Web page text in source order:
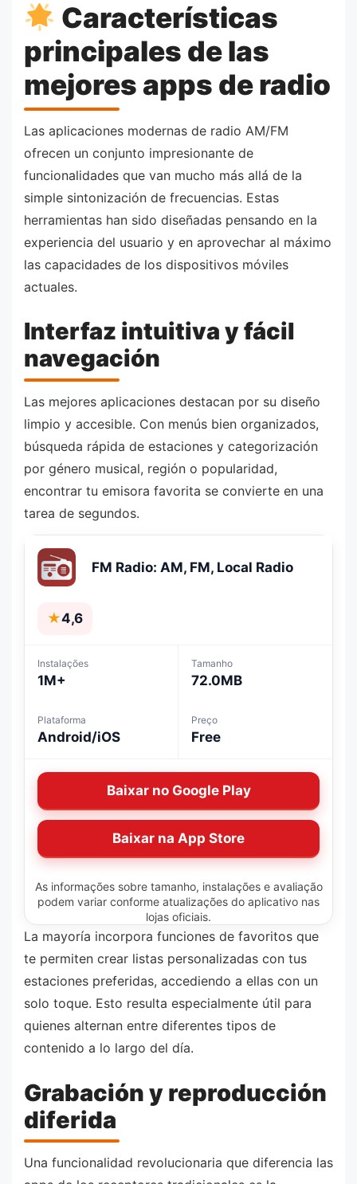
Características
principales de las
mejores apps de radio
Las aplicaciones modernas de radio AM/FM
ofrecen un conjunto impresionante de
funcionalidades que van mucho más allá de la
simple sintonización de frecuencias. Estas
herramientas han sido diseñadas pensando en la
experiencia del usuario y en aprovechar al máximo
las capacidades de los dispositivos móviles
actuales.
Interfaz intuitiva y fácil
navegación
Las mejores aplicaciones destacan por su diseño
limpio y accesible. Con menús bien organizados,
búsqueda rápida de estaciones y categorización
por género musical, región o popularidad,
encontrar tu emisora favorita se convierte en una
tarea de segundos.
FM Radio: AM, FM, Local Radio
★4,6
Instalações
1M+
Tamanho
72.0MB
Plataforma
Android/iOS
Preço
Free
Baixar no Google Play
Baixar na App Store
As informações sobre tamanho, instalações e avaliação
podem variar conforme atualizações do aplicativo nas
lojas oficiais.
La mayoría incorpora funciones de favoritos que
te permiten crear listas personalizadas con tus
estaciones preferidas, accediendo a ellas con un
solo toque. Esto resulta especialmente útil para
quienes alternan entre diferentes tipos de
contenido a lo largo del día.
Grabación y reproducción
diferida
Una funcionalidad revolucionaria que diferencia las